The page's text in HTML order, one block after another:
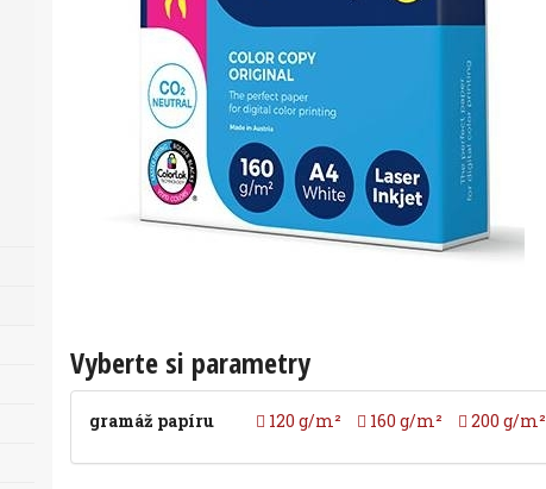
Vyberte si parametry
gramáž papíru 120 g/m² 160 g/m² 200 g/m²